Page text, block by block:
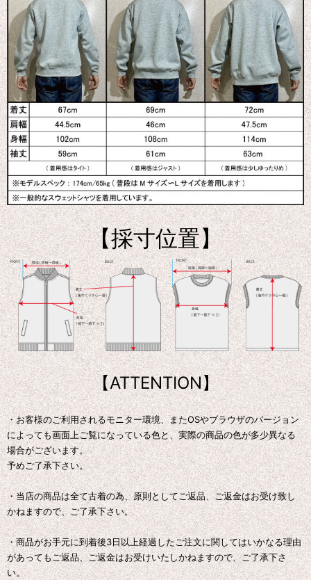
【採寸位置】
【ATTENTION】
・お客様のご利用されるモニター環境、またOSやブラウザのバージョン
によっても画面上ご覧になっている色と、実際の商品の色が多少異なる
場合がございます。
予めご了承下さい。
・当店の商品は全て古着の為、原則としてご返品、ご返金はお受け致し
かねますので、ご了承下さい。
・商品がお手元に到着後3日以上経過したご注文に関してはいかなる理由
があってもご返品、ご返金はお受けいたしかねますので、ご了承下さ
い。